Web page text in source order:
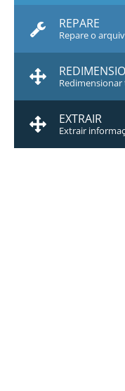
REPARE
Repare o
EXTRAIR
Extrair